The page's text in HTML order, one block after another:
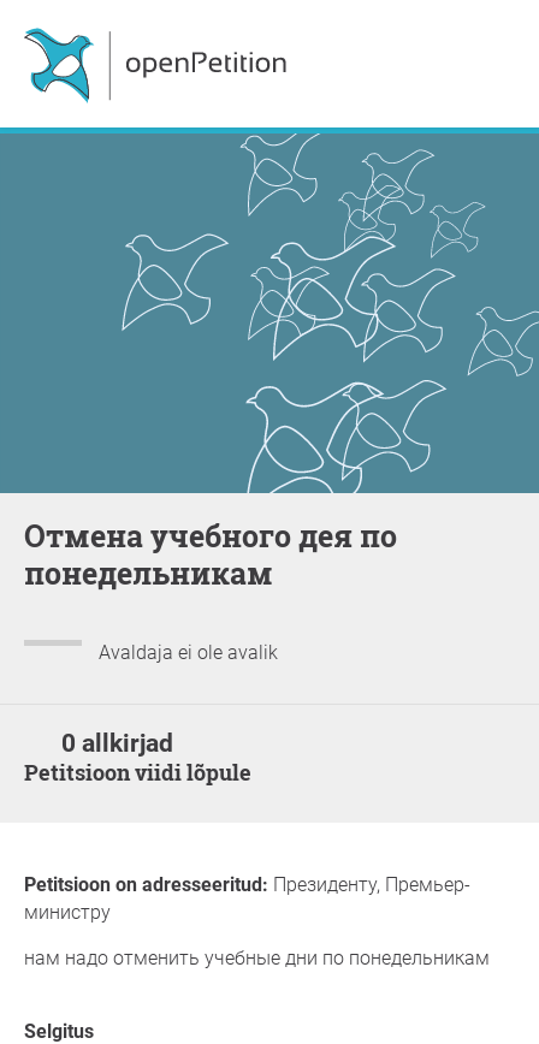
отмена учебного дея по
понедельникам
Avaldaja ei ole avalik
0 allkirjad
Petitsioon viidi lõpule
Petitsioon on adresseeritud: Президенту, Премьер-
министру
нам надо отменить учебные дни по понедельникам
Selgitus